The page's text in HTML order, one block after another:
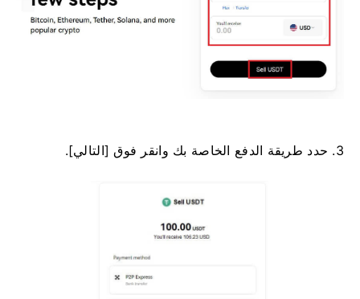
3. حدد طريقة الدفع الخاصة بك وانقر فوق [التالي].